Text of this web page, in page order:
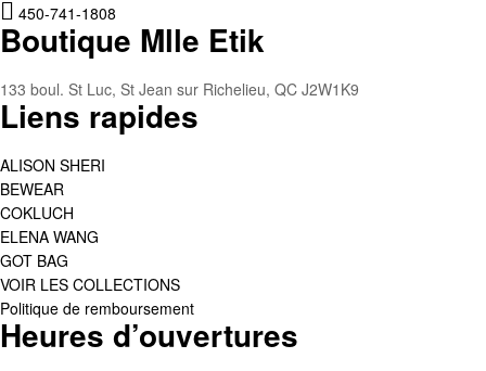
450-741-1808
Boutique Mlle Etik
133 boul. St Luc, St Jean sur Richelieu, QC J2W1K9
Liens rapides
ALISON SHERI
BEWEAR
COKLUCH
ELENA WANG
GOT BAG
VOIR LES COLLECTIONS
Politique de remboursement
Heures d’ouvertures